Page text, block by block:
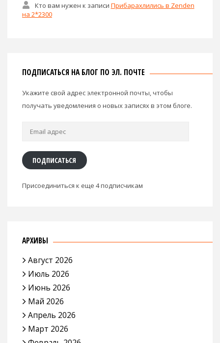
Кто вам нужен к записи Прибарахлились в Zenden
на 2*2300
ПОДПИСАТЬСЯ НА БЛОГ ПО ЭЛ. ПОЧТЕ
Укажите свой адрес электронной почты, чтобы
получать уведомления о новых записях в этом блоге.
ПОДПИСАТЬСЯ
Присоединиться к еще 4 подписчикам
АРХИВЫ
Август 2026
Июль 2026
Июнь 2026
Май 2026
Апрель 2026
Март 2026